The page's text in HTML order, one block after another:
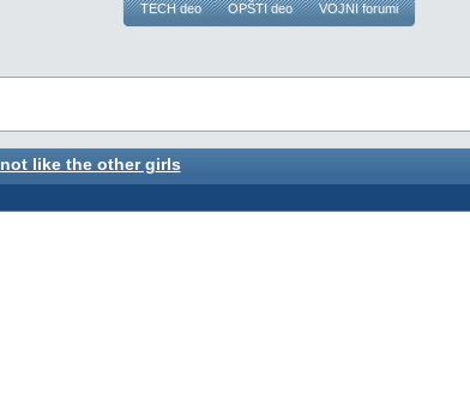
TECH deo OPŠTI deo VOJNI forumi
not like the other girls